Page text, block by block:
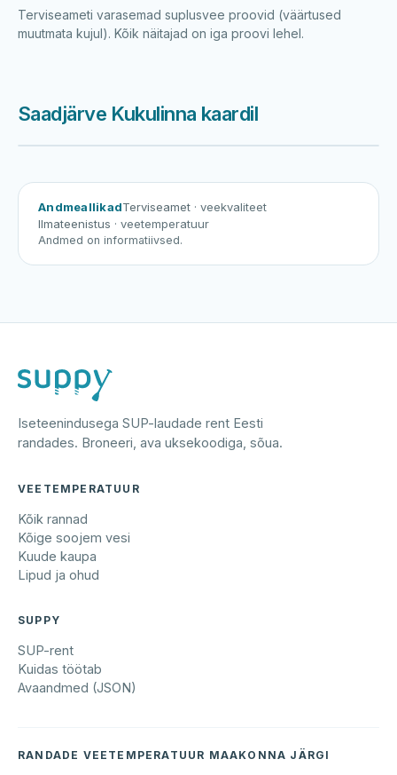
Terviseameti varasemad suplusvee proovid (väärtused
muutmata kujul). Kõik näitajad on iga proovi lehel.
Saadjärve Kukulinna kaardil
AndmeallikadTerviseamet · veekvaliteet
Ilmateenistus · veetemperatuur
Andmed on informatiivsed.
Iseteenindusega SUP-laudade rent Eesti
randades. Broneeri, ava uksekoodiga, sõua.
VEETEMPERATUUR
Kõik rannad
Kõige soojem vesi
Kuude kaupa
Lipud ja ohud
SUPPY
SUP-rent
Kuidas töötab
Avaandmed (JSON)
RANDADE VEETEMPERATUUR MAAKONNA JÄRGI